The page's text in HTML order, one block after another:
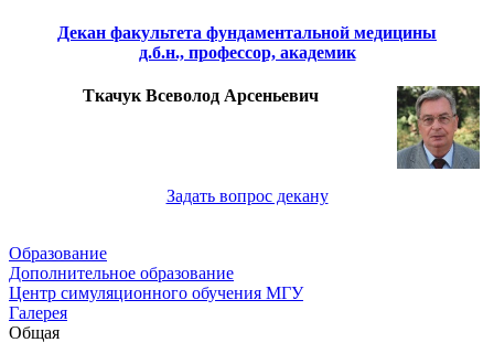
Декан факультета фундаментальной медицины
д.б.н., профессор, академик
Ткачук Всеволод Арсеньевич
Задать вопрос декану
Образование
Дополнительное образование
Центр симуляционного обучения МГУ
Галерея
Общая